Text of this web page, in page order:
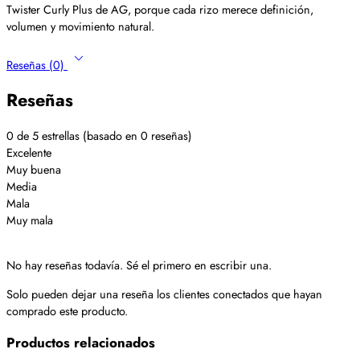
Twister Curly Plus de AG, porque cada rizo merece definición,
volumen y movimiento natural.
Reseñas (0)
Reseñas
0 de 5 estrellas (basado en 0 reseñas)
Excelente
Muy buena
Media
Mala
Muy mala
No hay reseñas todavía. Sé el primero en escribir una.
Solo pueden dejar una reseña los clientes conectados que hayan
comprado este producto.
Productos relacionados